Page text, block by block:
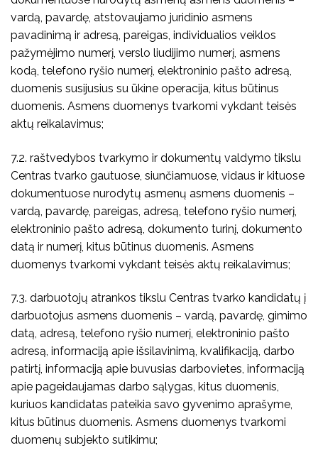
vardą, pavardę, atstovaujamo juridinio asmens
pavadinimą ir adresą, pareigas, individualios veiklos
pažymėjimo numerį, verslo liudijimo numerį, asmens
kodą, telefono ryšio numerį, elektroninio pašto adresą,
duomenis susijusius su ūkine operacija, kitus būtinus
duomenis. Asmens duomenys tvarkomi vykdant teisės
aktų reikalavimus;
7.2. raštvedybos tvarkymo ir dokumentų valdymo tikslu
Centras tvarko gautuose, siunčiamuose, vidaus ir kituose
dokumentuose nurodytų asmenų asmens duomenis –
vardą, pavardę, pareigas, adresą, telefono ryšio numerį,
elektroninio pašto adresą, dokumento turinį, dokumento
datą ir numerį, kitus būtinus duomenis. Asmens
duomenys tvarkomi vykdant teisės aktų reikalavimus;
7.3. darbuotojų atrankos tikslu Centras tvarko kandidatų į
darbuotojus asmens duomenis – vardą, pavardę, gimimo
datą, adresą, telefono ryšio numerį, elektroninio pašto
adresą, informaciją apie išsilavinimą, kvalifikaciją, darbo
patirtį, informaciją apie buvusias darbovietes, informaciją
apie pageidaujamas darbo sąlygas, kitus duomenis,
kuriuos kandidatas pateikia savo gyvenimo aprašyme,
kitus būtinus duomenis. Asmens duomenys tvarkomi
duomenų subjekto sutikimu;